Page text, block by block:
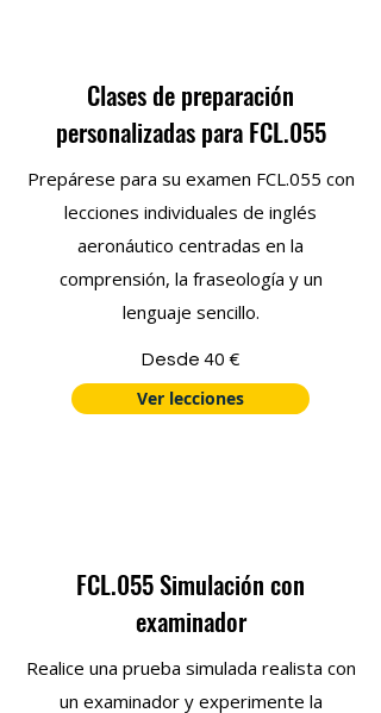
Clases de preparación
personalizadas para FCL.055
Prepárese para su examen FCL.055 con
lecciones individuales de inglés
aeronáutico centradas en la
comprensión, la fraseología y un
lenguaje sencillo.
Desde 40 €
Ver lecciones
FCL.055 Simulación con
examinador
Realice una prueba simulada realista con
un examinador y experimente la